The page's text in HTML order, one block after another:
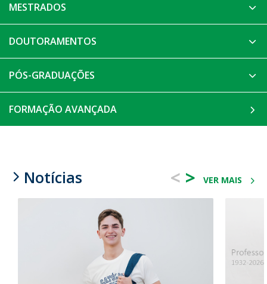
MESTRADOS
DOUTORAMENTOS
PÓS-GRADUAÇÕES
FORMAÇÃO AVANÇADA
VER MAIS
Notícias < >